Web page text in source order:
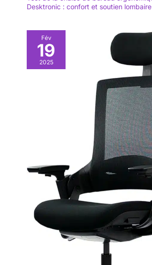
Desktronic : confort et soutien lombaire
Fév
19
2025